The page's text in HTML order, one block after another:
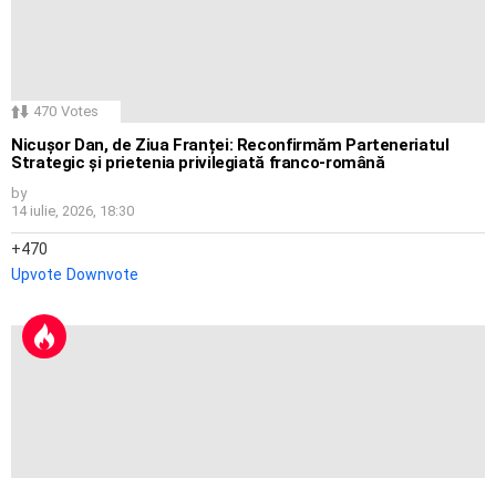
470 Votes
Nicușor Dan, de Ziua Franței: Reconfirmăm Parteneriatul
Strategic și prietenia privilegiată franco-română
by
14 iulie, 2026, 18:30
470
Upvote Downvote